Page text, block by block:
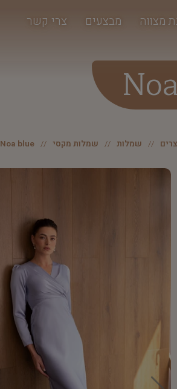
מצווה מבצעים צרי קשר
שמלות שמלות מקסי Noa blue